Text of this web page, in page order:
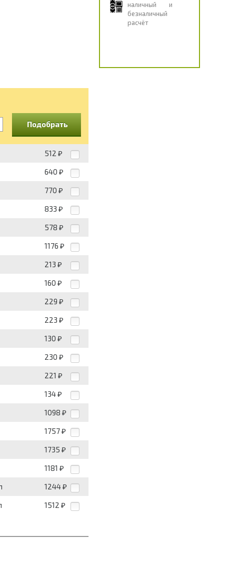
наличный и
безналичный
расчёт
Подобрать
512 ₽
640 ₽
770 ₽
833 ₽
578 ₽
1176 ₽
213 ₽
160 ₽
229 ₽
223 ₽
130 ₽
230 ₽
221 ₽
134 ₽
1098 ₽
1757 ₽
1735 ₽
1181 ₽
1244 ₽
1512 ₽